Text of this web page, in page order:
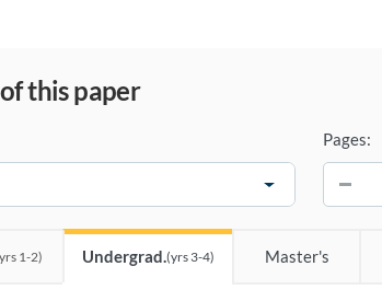
this paper
Pages:
1-2) Undergrad.(yrs 3-4) Master's